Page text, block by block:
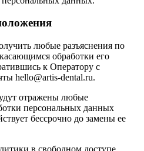
любые разъяснения по
обработки его
к Оператору с
hello@artis-dental.ru.
отражены любые
персональных данных
бессрочно до замены ее
в свободном доступе